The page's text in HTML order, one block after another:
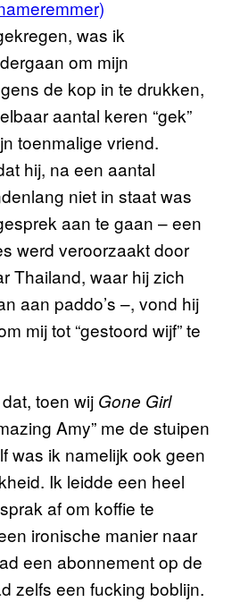
was ik
om mijn
de kop in te drukken,
aantal keren “gek”
toenmalige vriend.
hij, na een aantal
niet in staat was
aan te gaan – een
werd veroorzaakt door
Thailand, waar hij zich
aan paddo’s –, vond hij
mij tot “gestoord wijf” te
toen wij Gone Girl
Amy” me de stuipen
was ik namelijk ook geen
Ik leidde een heel
af om koffie te
ironische manier naar
een abonnement op de
zelfs een fucking boblijn.